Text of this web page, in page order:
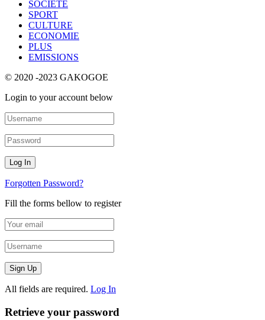
SOCIETE
SPORT
CULTURE
ECONOMIE
PLUS
EMISSIONS
© 2020 -2023 GAKOGOE
Login to your account below
Forgotten Password?
Fill the forms bellow to register
All fields are required. Log In
Retrieve your password